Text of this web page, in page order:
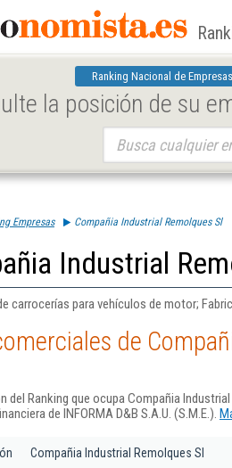
Ranking Nacional de Empresas
la posición de su
Empresas Compañia Industrial Remolques Sl
Industrial
carrocerías para vehículos de motor;
de
del Ranking que ocupa Compañia
de INFORMA D&B S.A.U. (S.M.E.).
Compañia Industrial Remolques Sl